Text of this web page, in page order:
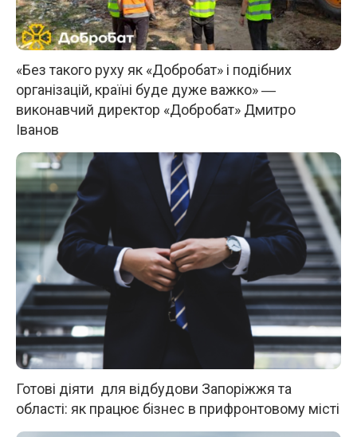
«Без такого руху як «Добробат» і подібних
організацій, країні буде дуже важко» ―
виконавчий директор «Добробат» Дмитро
Іванов
Готові діяти для відбудови Запоріжжя та
області: як працює бізнес в прифронтовому місті